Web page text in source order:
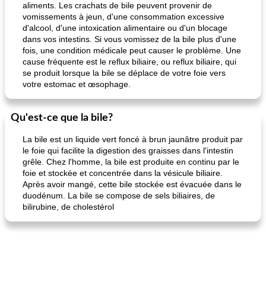
aliments. Les crachats de bile peuvent provenir de
vomissements à jeun, d'une consommation excessive
d'alcool, d'une intoxication alimentaire ou d'un blocage
dans vos intestins. Si vous vomissez de la bile plus d'une
fois, une condition médicale peut causer le problème. Une
cause fréquente est le reflux biliaire, ou reflux biliaire, qui
se produit lorsque la bile se déplace de votre foie vers
votre estomac et œsophage.
Qu'est-ce que la bile?
La bile est un liquide vert foncé à brun jaunâtre produit par
le foie qui facilite la digestion des graisses dans l'intestin
grêle. Chez l'homme, la bile est produite en continu par le
foie et stockée et concentrée dans la vésicule biliaire.
Après avoir mangé, cette bile stockée est évacuée dans le
duodénum. La bile se compose de sels biliaires, de
bilirubine, de cholestérol